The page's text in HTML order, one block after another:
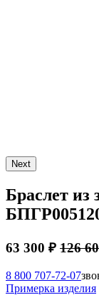
Next
Браслет из
63 300 ₽ 126
8 800 707-72-07
Примерка изделия